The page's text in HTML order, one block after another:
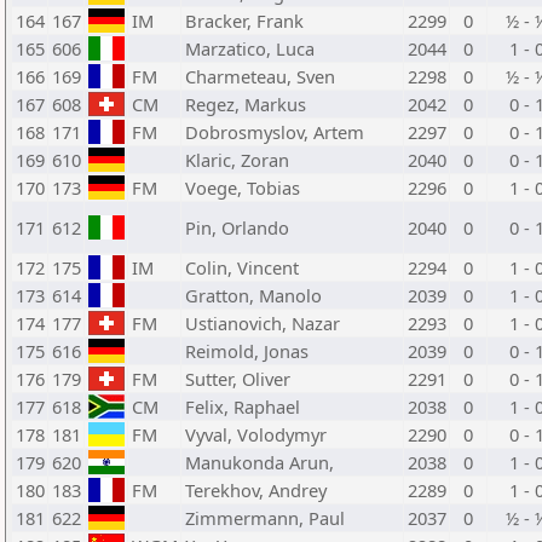
164 167 IM Bracker, Frank 2299 0
½ -
165 606 Marzatico, Luca 2044 0
1 -
166 169 FM Charmeteau, Sven 2298 0
½ -
167 608 CM Regez, Markus 2042 0
0 -
168 171 FM Dobrosmyslov, Artem 2297 0
0 -
169 610 Klaric, Zoran 2040 0
0 -
170 173 FM Voege, Tobias 2296 0
1 -
171 612 Pin, Orlando 2040 0
0 -
172 175 IM Colin, Vincent 2294 0
1 -
173 614 Gratton, Manolo 2039 0
1 -
174 177 FM Ustianovich, Nazar 2293 0
1 -
175 616 Reimold, Jonas 2039 0
0 -
176 179 FM Sutter, Oliver 2291 0
0 -
177 618 CM Felix, Raphael 2038 0
1 -
178 181 FM Vyval, Volodymyr 2290 0
0 -
179 620 Manukonda Arun, 2038 0
1 -
180 183 FM Terekhov, Andrey 2289 0
1 -
181 622 Zimmermann, Paul 2037 0
½ -